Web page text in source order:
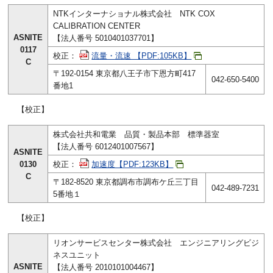
ASNITE
0117
C
NTKインターナショナル株式会社 NTK COX
CALIBRATION CENTER
【法人番号 5010401037701】
校正：
流量・流速 【PDF:105KB】
〒192-0154 東京都八王子市下恩方町417
番地1
042-650-5400
【校正】
ASNITE
0130
C
株式会社共和電業 品質・製品本部 標準器室
【法人番号 6012401007567】
校正：
加速度【PDF:123KB】
〒182-8520 東京都調布市調布ケ丘三丁目
5番地１
042-489-7231
【校正】
ASNITE
リオンサービスセンター株式会社 エンジニアリングビジ
ネスユニット
【法人番号 2010101004467】